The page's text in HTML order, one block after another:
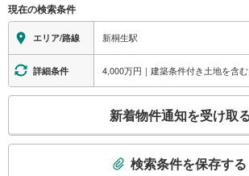
地上⇔改札：○
改札⇔ホーム：
１番線ホーム：○
２番線ホーム：×
トイレ
《車椅子対応》
スロープ
・改札⇔地上
現在の検索条件
エリア/路線 新桐生駅
詳細条件 4,000万円｜建築条件付き土地を含
検
新着物件通知を受け取
検索条件を保存する